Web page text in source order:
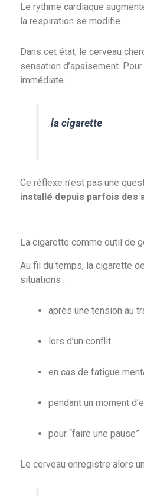
Le rythme cardiaque
la respiration se modifie.
Dans cet état, le cerveau
sensation d’apaisement.
immédiate :
la cigarette
Ce réflexe n’est pas une
installé depuis parfois des
La cigarette comme outil de
Au fil du temps, la cigarette
situations :
après une tension au
lors d’un conflit
en cas de fatigue
pendant un moment
pour “faire une pause”
Le cerveau enregistre alors